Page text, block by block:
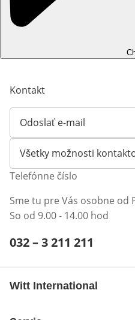
Kontakt
Odoslať e-mail
Otvorí e-mailového klienta
Všetky možnosti
Telefónne číslo
Sme tu pre Vás osobne od
So od 9.00 - 14.00 hod
Telefónne číslo:
032 – 3 211 211
Witt International